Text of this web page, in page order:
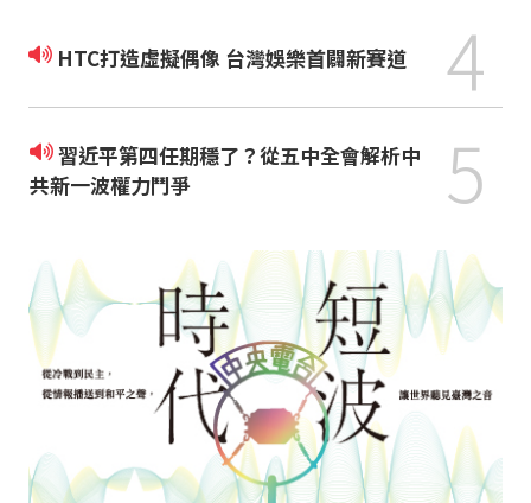
HTC打造虛擬偶像 台灣娛樂首闢新賽道 4
習近平第四任期穩了？從五中全會解析中
共新一波權力鬥爭
5